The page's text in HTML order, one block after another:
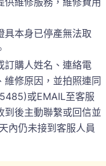
具本身已停產無法取
訂購人姓名、連絡電
維修原因，並拍照連同
或EMAIL至客服
到後主動聯繫或回信並
內仍未接到客服人員